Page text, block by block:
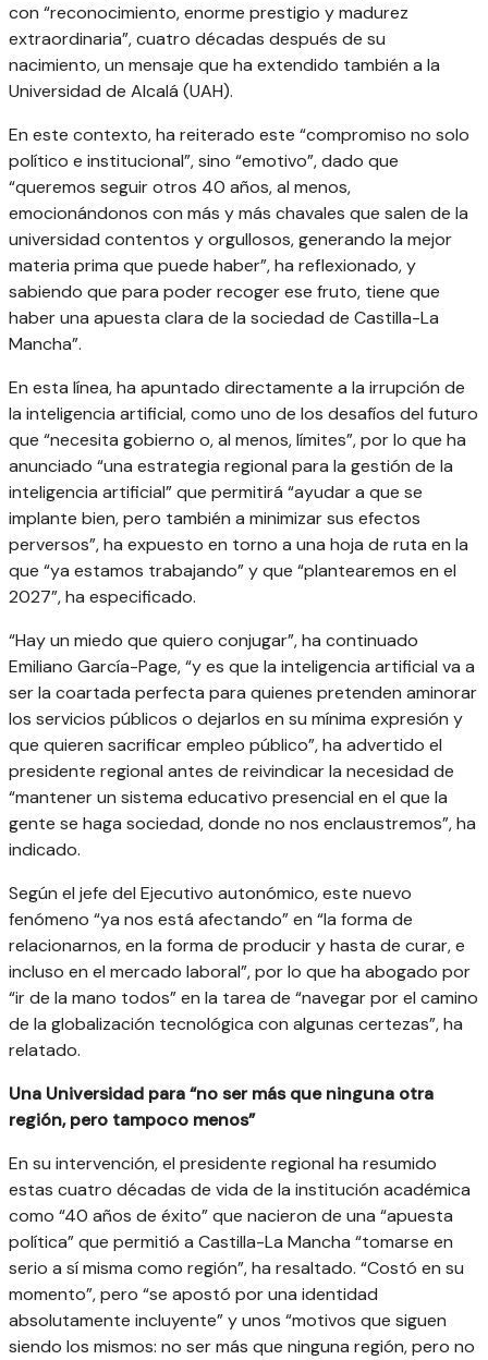
con “reconocimiento, enorme prestigio y madurez
extraordinaria”, cuatro décadas después de su
nacimiento, un mensaje que ha extendido también a la
Universidad de Alcalá (UAH).
En este contexto, ha reiterado este “compromiso no solo
político e institucional”, sino “emotivo”, dado que
“queremos seguir otros 40 años, al menos,
emocionándonos con más y más chavales que salen de la
universidad contentos y orgullosos, generando la mejor
materia prima que puede haber”, ha reflexionado, y
sabiendo que para poder recoger ese fruto, tiene que
haber una apuesta clara de la sociedad de Castilla-La
Mancha”.
En esta línea, ha apuntado directamente a la irrupción de
la inteligencia artificial, como uno de los desafíos del futuro
que “necesita gobierno o, al menos, límites”, por lo que ha
anunciado “una estrategia regional para la gestión de la
inteligencia artificial” que permitirá “ayudar a que se
implante bien, pero también a minimizar sus efectos
perversos”, ha expuesto en torno a una hoja de ruta en la
que “ya estamos trabajando” y que “plantearemos en el
2027”, ha especificado.
“Hay un miedo que quiero conjugar”, ha continuado
Emiliano García-Page, “y es que la inteligencia artificial va a
ser la coartada perfecta para quienes pretenden aminorar
los servicios públicos o dejarlos en su mínima expresión y
que quieren sacrificar empleo público”, ha advertido el
presidente regional antes de reivindicar la necesidad de
“mantener un sistema educativo presencial en el que la
gente se haga sociedad, donde no nos enclaustremos”, ha
indicado.
Según el jefe del Ejecutivo autonómico, este nuevo
fenómeno “ya nos está afectando” en “la forma de
relacionarnos, en la forma de producir y hasta de curar, e
incluso en el mercado laboral”, por lo que ha abogado por
“ir de la mano todos” en la tarea de “navegar por el camino
de la globalización tecnológica con algunas certezas”, ha
relatado.
Una Universidad para “no ser más que ninguna otra
región, pero tampoco menos”
En su intervención, el presidente regional ha resumido
estas cuatro décadas de vida de la institución académica
como “40 años de éxito” que nacieron de una “apuesta
política” que permitió a Castilla-La Mancha “tomarse en
serio a sí misma como región”, ha resaltado. “Costó en su
momento”, pero “se apostó por una identidad
absolutamente incluyente” y unos “motivos que siguen
siendo los mismos: no ser más que ninguna región, pero no